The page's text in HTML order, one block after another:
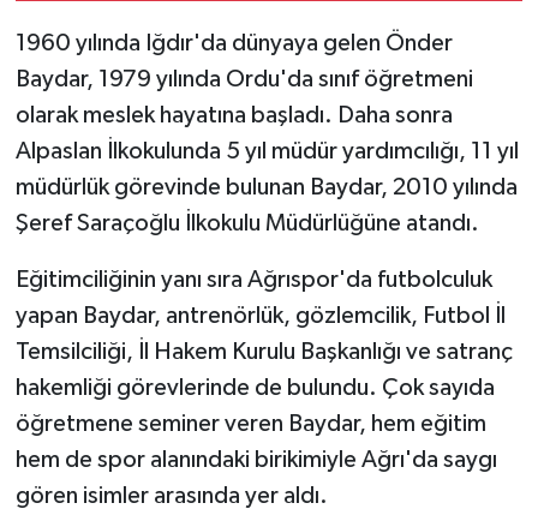
1960 yılında Iğdır'da dünyaya gelen Önder
Baydar, 1979 yılında Ordu'da sınıf öğretmeni
olarak meslek hayatına başladı. Daha sonra
Alpaslan İlkokulunda 5 yıl müdür yardımcılığı, 11 yıl
müdürlük görevinde bulunan Baydar, 2010 yılında
Şeref Saraçoğlu İlkokulu Müdürlüğüne atandı.
Eğitimciliğinin yanı sıra Ağrıspor'da futbolculuk
yapan Baydar, antrenörlük, gözlemcilik, Futbol İl
Temsilciliği, İl Hakem Kurulu Başkanlığı ve satranç
hakemliği görevlerinde de bulundu. Çok sayıda
öğretmene seminer veren Baydar, hem eğitim
hem de spor alanındaki birikimiyle Ağrı'da saygı
gören isimler arasında yer aldı.